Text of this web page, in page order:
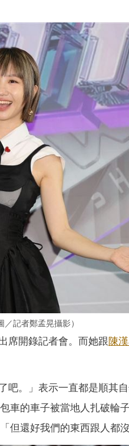
記者鄭孟晃攝影）
席開錄記者會。而她跟 陳
吧。」表示一直都是順其
車的車子被當地人扎破輪
但還好我們的東西跟人都沒